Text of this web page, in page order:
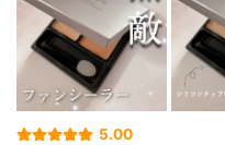
5.00